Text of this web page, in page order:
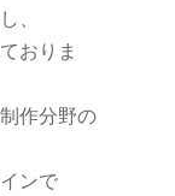
、
おりま
作分野の
ンで